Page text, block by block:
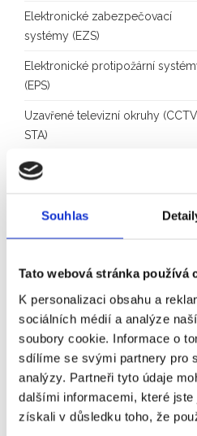
Souhlas
Tato webová stránka používá
K personalizaci obsahu a
sociálních médií a analýze
soubory cookie. Informace o
sdílíme se svými partnery pro
analýzy. Partneři tyto údaje
dalšími informacemi, které
získali v důsledku toho, že
Elektronické zabezpečovací
systémy (EZS)
Elektronické protipožární
(EPS)
Uzavřené televizní okruhy
STA)
Domovní telefony, videotelefony
(DT, VDT)
Evakuační systémy, ozvučení
(EVAK, OZV)
Systémy kontroly vstupu (SKV,
Záložní zdroje (UPS)
Nouzové a únikové osvětlení
Pokud termín funkční zkoušky
termínu revize, provádí se jako